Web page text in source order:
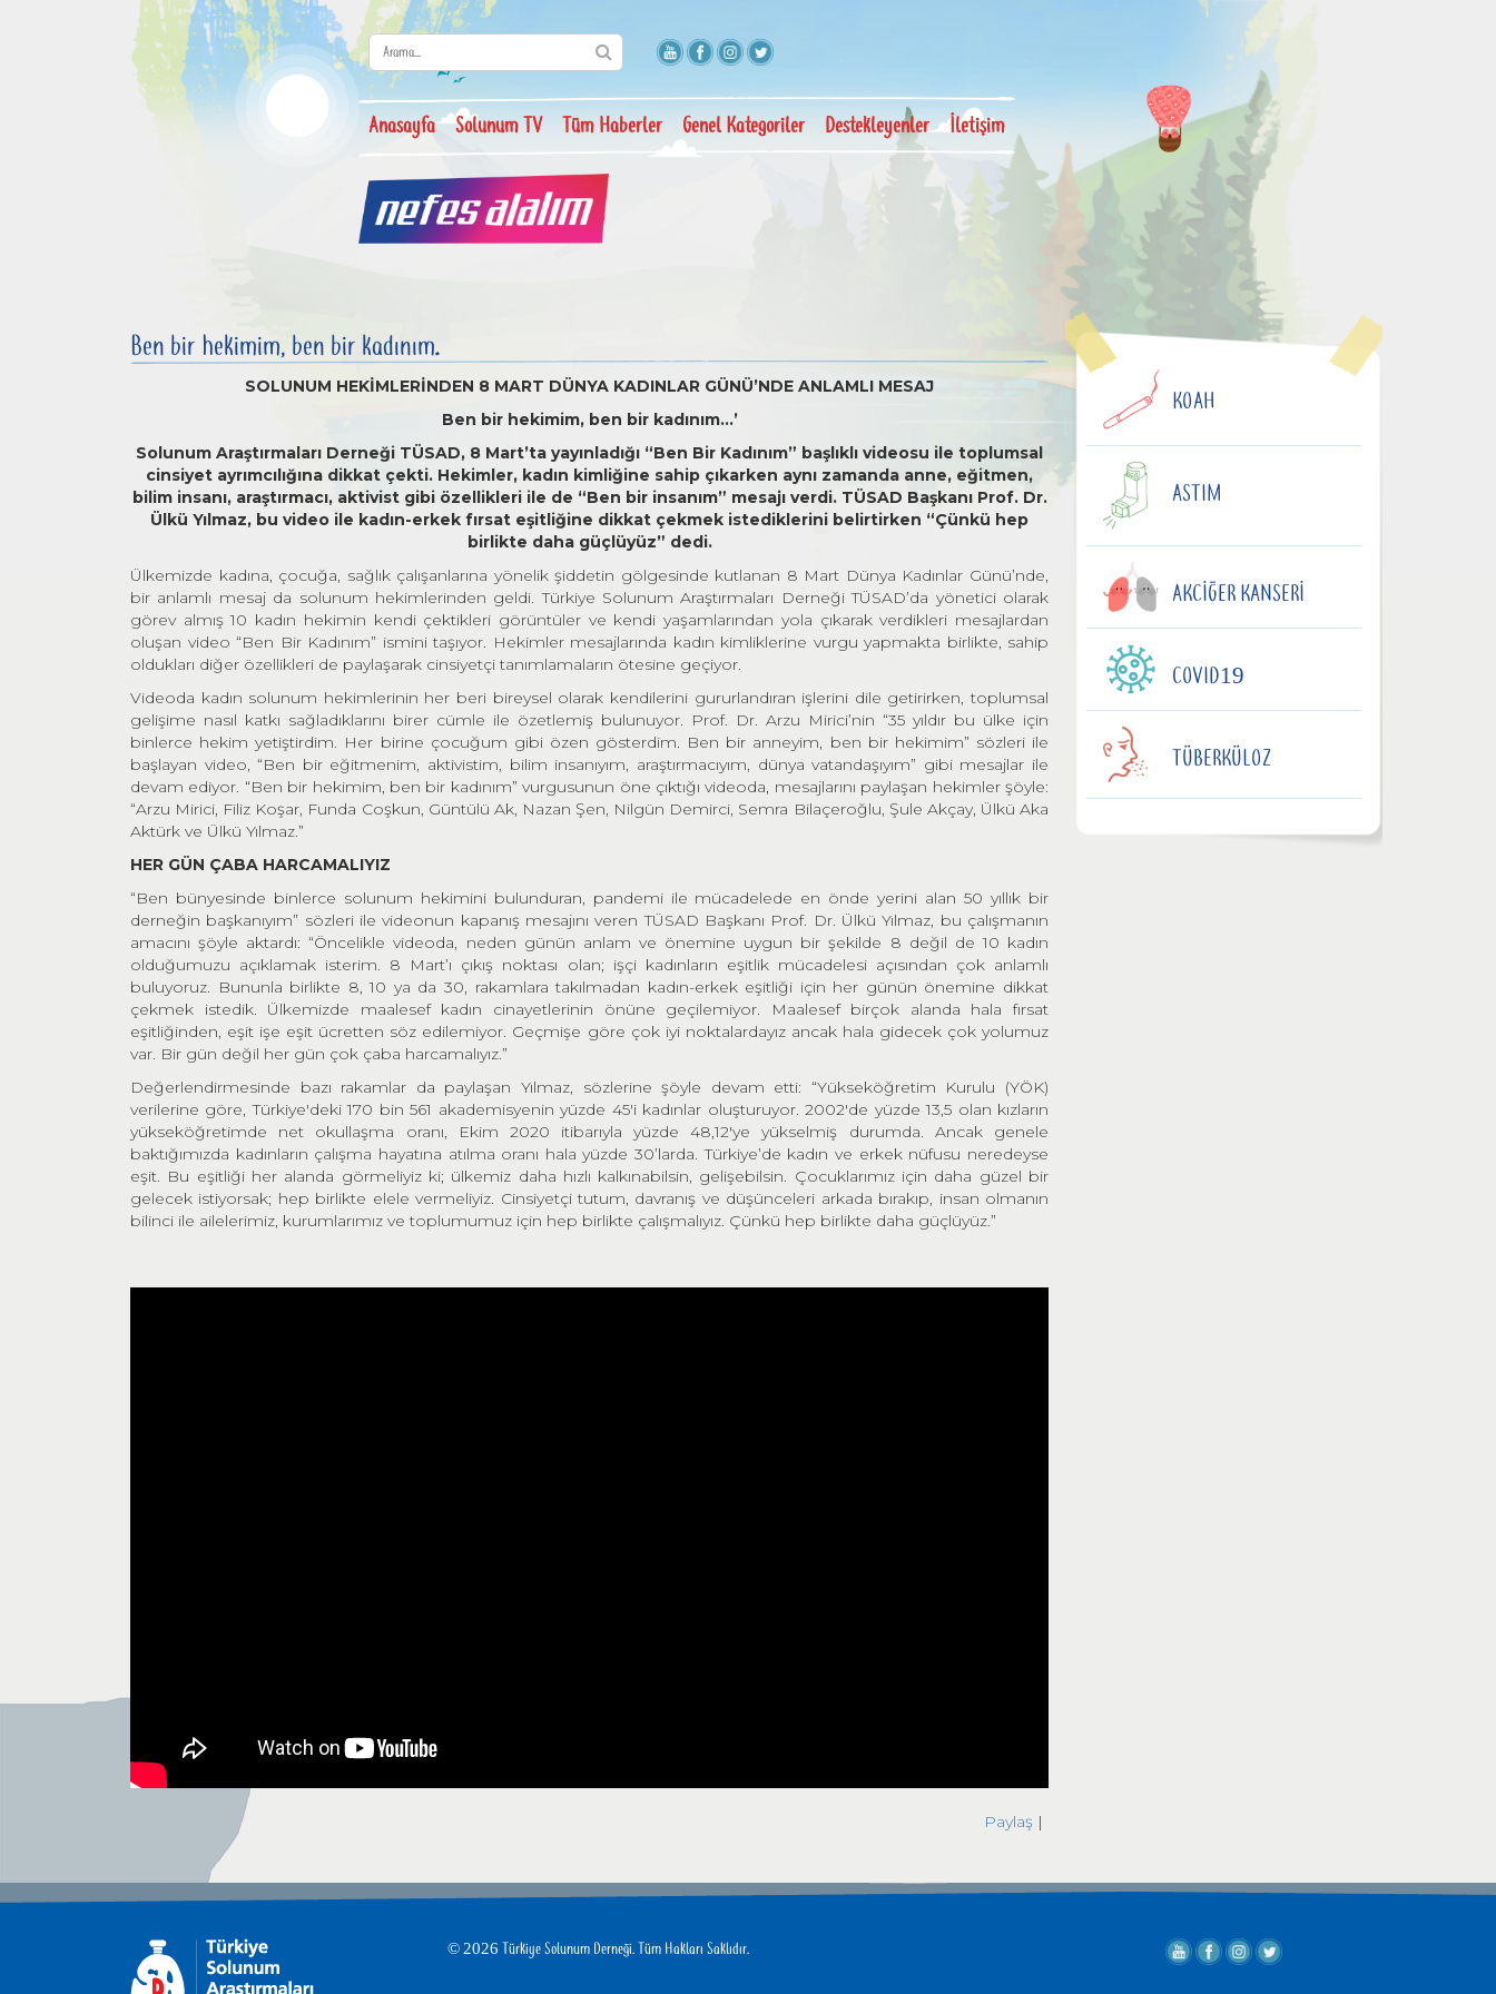
Anasayfa Solunum TV Tüm Haberler Genel Kategoriler Destekleyenler İletişim
Ben bir hekimim, ben bir kadınım…
SOLUNUM HEKİMLERİNDEN 8 MART DÜNYA KADINLAR GÜNÜ’NDE ANLAMLI MESAJ
Ben bir hekimim, ben bir kadınım…’
Solunum Araştırmaları Derneği TÜSAD, 8 Mart’ta yayınladığı “Ben Bir Kadınım” başlıklı videosu ile toplumsal
cinsiyet ayrımcılığına dikkat çekti. Hekimler, kadın kimliğine sahip çıkarken aynı zamanda anne, eğitmen,
bilim insanı, araştırmacı, aktivist gibi özellikleri ile de “Ben bir insanım” mesajı verdi. TÜSAD Başkanı Prof. Dr.
Ülkü Yılmaz, bu video ile kadın-erkek fırsat eşitliğine dikkat çekmek istediklerini belirtirken “Çünkü hep
birlikte daha güçlüyüz” dedi.
Ülkemizde kadına, çocuğa, sağlık çalışanlarına yönelik şiddetin gölgesinde kutlanan 8 Mart Dünya Kadınlar Günü’nde,
bir anlamlı mesaj da solunum hekimlerinden geldi. Türkiye Solunum Araştırmaları Derneği TÜSAD’da yönetici olarak
görev almış 10 kadın hekimin kendi çektikleri görüntüler ve kendi yaşamlarından yola çıkarak verdikleri mesajlardan
oluşan video “Ben Bir Kadınım” ismini taşıyor. Hekimler mesajlarında kadın kimliklerine vurgu yapmakta birlikte, sahip
oldukları diğer özellikleri de paylaşarak cinsiyetçi tanımlamaların ötesine geçiyor.
Videoda kadın solunum hekimlerinin her beri bireysel olarak kendilerini gururlandıran işlerini dile getirirken, toplumsal
gelişime nasıl katkı sağladıklarını birer cümle ile özetlemiş bulunuyor. Prof. Dr. Arzu Mirici’nin “35 yıldır bu ülke için
binlerce hekim yetiştirdim. Her birine çocuğum gibi özen gösterdim. Ben bir anneyim, ben bir hekimim” sözleri ile
başlayan video, “Ben bir eğitmenim, aktivistim, bilim insanıyım, araştırmacıyım, dünya vatandaşıyım” gibi mesajlar ile
devam ediyor. “Ben bir hekimim, ben bir kadınım” vurgusunun öne çıktığı videoda, mesajlarını paylaşan hekimler şöyle:
“Arzu Mirici, Filiz Koşar, Funda Coşkun, Güntülü Ak, Nazan Şen, Nilgün Demirci, Semra Bilaçeroğlu, Şule Akçay, Ülkü Aka
Aktürk ve Ülkü Yılmaz.”
HER GÜN ÇABA HARCAMALIYIZ
“Ben bünyesinde binlerce solunum hekimini bulunduran, pandemi ile mücadelede en önde yerini alan 50 yıllık bir
derneğin başkanıyım” sözleri ile videonun kapanış mesajını veren TÜSAD Başkanı Prof. Dr. Ülkü Yılmaz, bu çalışmanın
amacını şöyle aktardı: “Öncelikle videoda, neden günün anlam ve önemine uygun bir şekilde 8 değil de 10 kadın
olduğumuzu açıklamak isterim. 8 Mart’ı çıkış noktası olan; işçi kadınların eşitlik mücadelesi açısından çok anlamlı
buluyoruz. Bununla birlikte 8, 10 ya da 30, rakamlara takılmadan kadın-erkek eşitliği için her günün önemine dikkat
çekmek istedik. Ülkemizde maalesef kadın cinayetlerinin önüne geçilemiyor. Maalesef birçok alanda hala fırsat
eşitliğinden, eşit işe eşit ücretten söz edilemiyor. Geçmişe göre çok iyi noktalardayız ancak hala gidecek çok yolumuz
var. Bir gün değil her gün çok çaba harcamalıyız.”
Değerlendirmesinde bazı rakamlar da paylaşan Yılmaz, sözlerine şöyle devam etti: “Yükseköğretim Kurulu (YÖK)
verilerine göre, Türkiye'deki 170 bin 561 akademisyenin yüzde 45'i kadınlar oluşturuyor. 2002'de yüzde 13,5 olan kızların
yükseköğretimde net okullaşma oranı, Ekim 2020 itibarıyla yüzde 48,12'ye yükselmiş durumda. Ancak genele
baktığımızda kadınların çalışma hayatına atılma oranı hala yüzde 30’larda. Türkiye’de kadın ve erkek nüfusu neredeyse
eşit. Bu eşitliği her alanda görmeliyiz ki; ülkemiz daha hızlı kalkınabilsin, gelişebilsin. Çocuklarımız için daha güzel bir
gelecek istiyorsak; hep birlikte elele vermeliyiz. Cinsiyetçi tutum, davranış ve düşünceleri arkada bırakıp, insan olmanın
bilinci ile ailelerimiz, kurumlarımız ve toplumumuz için hep birlikte çalışmalıyız. Çünkü hep birlikte daha güçlüyüz.”
Paylaş |
KOAH
ASTIM
AKCIĞER KANSERI
COVID19
TÜBERKÜLOZ
© 2026 Türkiye Solunum Derneği. Tüm Hakları Saklıdır.